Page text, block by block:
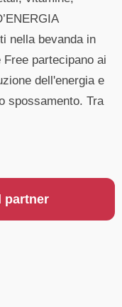
nella bevanda in
Free partecipano ai
dell'energia e
spossamento. Tra
partner